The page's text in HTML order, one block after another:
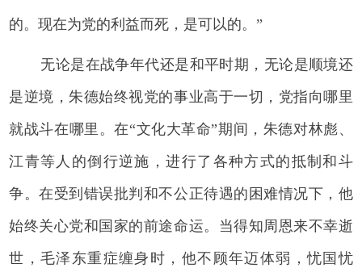
的。现在为党的利益而死，是可以的。”
无论是在战争年代还是和平时期，无论是顺境还
是逆境，朱德始终视党的事业高于一切，党指向哪里
就战斗在哪里。在“文化大革命”期间，朱德对林彪、
江青等人的倒行逆施，进行了各种方式的抵制和斗
争。在受到错误批判和不公正待遇的困难情况下，他
始终关心党和国家的前途命运。当得知周恩来不幸逝
世，毛泽东重症缠身时，他不顾年迈体弱，忧国忧